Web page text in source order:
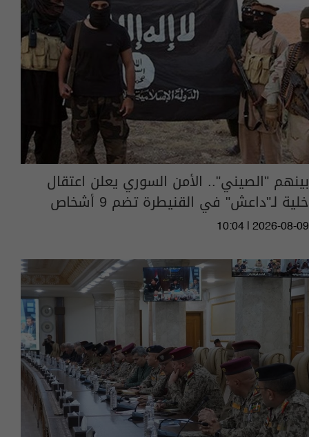
بينهم "الصيني".. الأمن السوري يعلن اعتقال
خلية لـ"داعش" في القنيطرة تضم 9 أشخاص
10:04 | 2026-08-09